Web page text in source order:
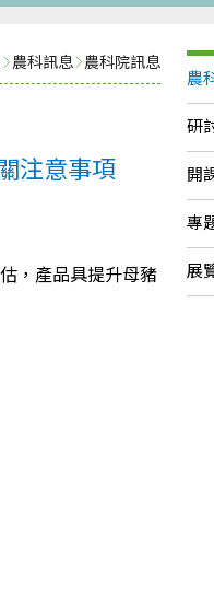
農科訊息 農科院訊息
注意事項
，產品具提升母豬
農
研
開
專
展